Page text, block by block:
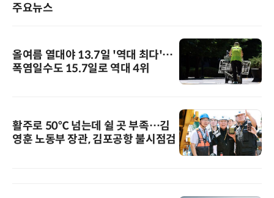
주요뉴스
올여름 열대야 13.7일 '역대 최다'…
폭염일수도 15.7일로 역대 4위
활주로 50℃ 넘는데 쉴 곳 부족…김
영훈 노동부 장관, 김포공항 불시점검